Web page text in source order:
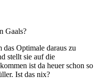
Gaals?
Optimale daraus zu
stellt sie auf die
ist da heuer schon so
Ist das nix?